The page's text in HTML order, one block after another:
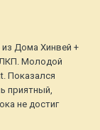
из Дома Хинвей +
Молодой
Показался
приятный,
не достиг